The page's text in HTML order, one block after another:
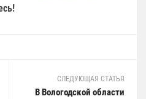
СЛЕДУЮЩАЯ СТАТЬЯ
В Вологодской области